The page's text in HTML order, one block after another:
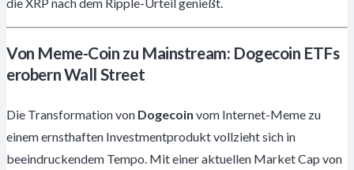
Von Meme-Coin zu Mainstream: Dogecoin ETFs
erobern Wall Street
Die Transformation von Dogecoin vom Internet-Meme zu
einem ernsthaften Investmentprodukt vollzieht sich in
beeindruckendem Tempo. Mit einer aktuellen Market Cap von